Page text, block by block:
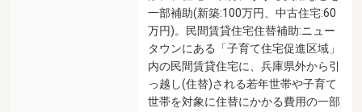
一部補助(新築:100万円、中古住宅:60
万円)。民間賃貸住宅住替補助:ニュー
タウンにある「子育て住宅促進区域」
内の民間賃貸住宅に、兵庫県外から引
っ越し(住替)される若年世帯や子育て
世帯を対象に住替にかかる費用の一部